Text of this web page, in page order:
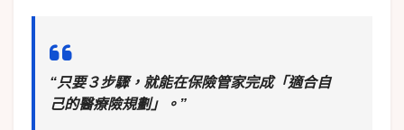
“只要３步驟，就能在保險管家完成「適合自
己的醫療險規劃」。”